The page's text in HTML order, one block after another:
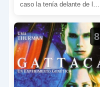
caso la tenía delante de los
al terreno […]
8